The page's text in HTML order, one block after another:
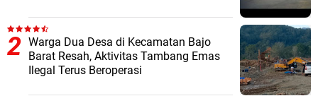
Warga Dua Desa di Kecamatan Bajo
Barat Resah, Aktivitas Tambang Emas
Ilegal Terus Beroperasi